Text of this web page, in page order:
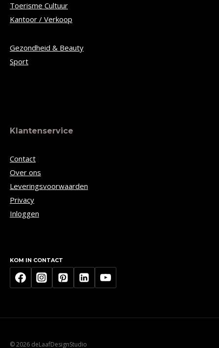
Toerisme Cultuur
Kantoor / Verkoop
Gezondheid & Beauty
Sport
Klantenservice
Contact
Over ons
Leveringsvoorwaarden
Privacy
Inloggen
KOM IN CONTACT
© 2026 deLaafDesignStudio